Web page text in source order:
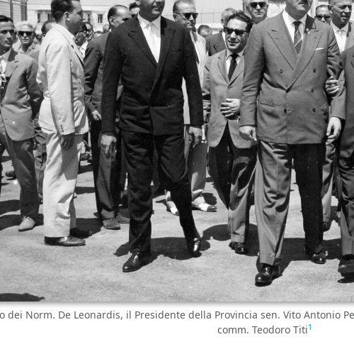
dei Norm. De Leonardis, il Presidente della Provincia sen. Vito Antonio
comm. Teodoro Titi1